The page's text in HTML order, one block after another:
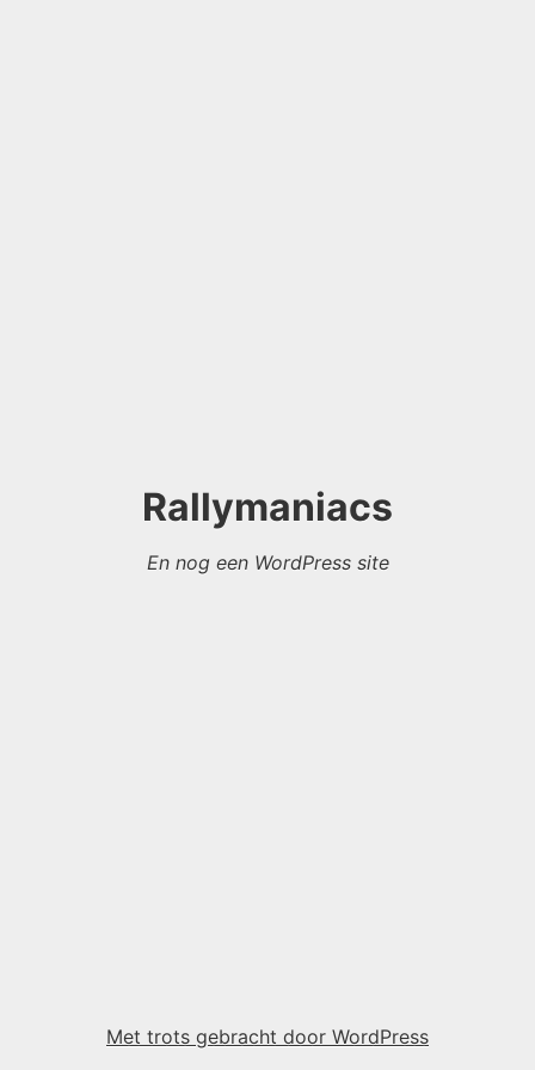
Rallymaniacs
En nog een WordPress site
Met trots gebracht door WordPress